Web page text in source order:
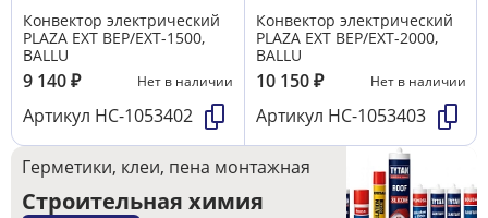
Конвектор электрический
PLAZA EXT BEP/EXT-1500,
BALLU
9 140₽ Нет в наличии
Артикул НС-1053402
Конвектор электрический
PLAZA EXT BEP/EXT-2000,
BALLU
10 150₽ Нет в наличии
Артикул НС-1053403
Герметики, клеи, пена монтажная
Строительная химия